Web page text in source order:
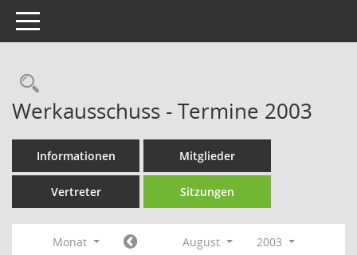
Toggle navigation
Rechercheauswahl
Werkausschuss - Termine 2003
Informationen Mitglieder
Vertreter Sitzungen
Monat August
2003